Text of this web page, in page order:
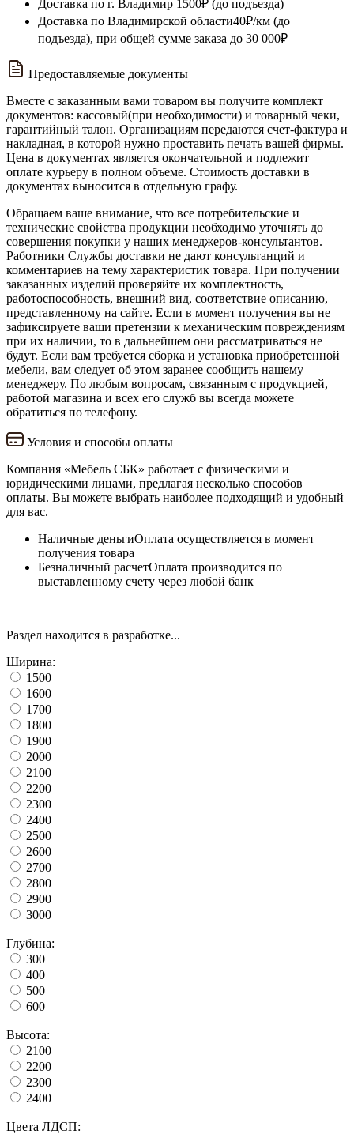
Доставка по г. Владимир 1500₽ (до подъезда)
Доставка по Владимирской области40₽/км (до
подъезда), при общей сумме заказа до 30 000₽
Предоставляемые документы
Вместе с заказанным вами товаром вы получите комплект
документов: кассовый(при необходимости) и товарный чеки,
гарантийный талон. Организациям передаются счет-фактура и
накладная, в которой нужно проставить печать вашей фирмы.
Цена в документах является окончательной и подлежит
оплате курьеру в полном объеме. Стоимость доставки в
документах выносится в отдельную графу.
Обращаем ваше внимание, что все потребительские и
технические свойства продукции необходимо уточнять до
совершения покупки у наших менеджеров-консультантов.
Работники Службы доставки не дают консультанций и
комментариев на тему характеристик товара. При получении
заказанных изделий проверяйте их комплектность,
работоспособность, внешний вид, соответствие описанию,
представленному на сайте. Если в момент получения вы не
зафиксируете ваши претензии к механическим повреждениям
при их наличии, то в дальнейшем они рассматриваться не
будут. Если вам требуется сборка и установка приобретенной
мебели, вам следует об этом заранее сообщить нашему
менеджеру. По любым вопросам, связанным с продукцией,
работой магазина и всех его служб вы всегда можете
обратиться по телефону.
Условия и способы оплаты
Компания «Мебель СБК» работает с физическими и
юридическими лицами, предлагая несколько способов
оплаты. Вы можете выбрать наиболее подходящий и удобный
для вас.
Наличные деньгиОплата осуществляется в момент
получения товара
Безналичный расчетОплата производится по
выставленному счету через любой банк
Раздел находится в разработке...
Ширина:
1500
1600
1700
1800
1900
2000
2100
2200
2300
2400
2500
2600
2700
2800
2900
3000
Глубина:
300
400
500
600
Высота:
2100
2200
2300
2400
Цвета ЛДСП: